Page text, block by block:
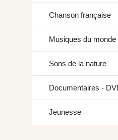
Chanson française
Musiques du monde
Sons de la nature
Documentaires -
Jeunesse